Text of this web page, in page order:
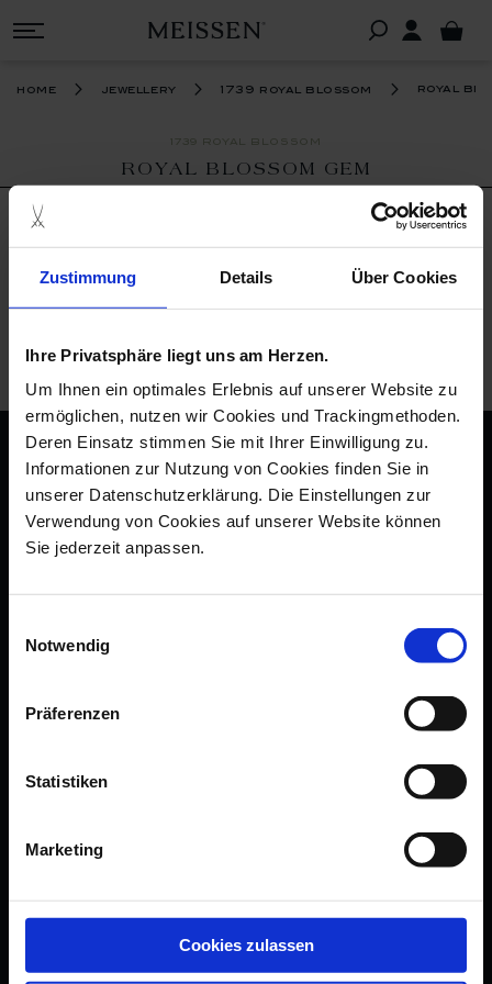
Zustimmung Details Über Cookies
Ihre Privatsphäre liegt uns am Herzen.
Um Ihnen ein optimales Erlebnis auf unserer Website zu
ermöglichen, nutzen wir Cookies und Trackingmethoden.
Deren Einsatz stimmen Sie mit Ihrer Einwilligung zu.
Informationen zur Nutzung von Cookies finden Sie in
unserer Datenschutzerklärung. Die Einstellungen zur
Verwendung von Cookies auf unserer Website können
Sie jederzeit anpassen.
Notwendig
Präferenzen
Statistiken
Marketing
Cookies zulassen
home jewellery 1739 royal blossom royal
1739 ROYAL BLOSSOM
ROYAL BLOSSOM GEM
selection.
back to top
imprint
accessibility statement
newsletter
submit a withdrawal